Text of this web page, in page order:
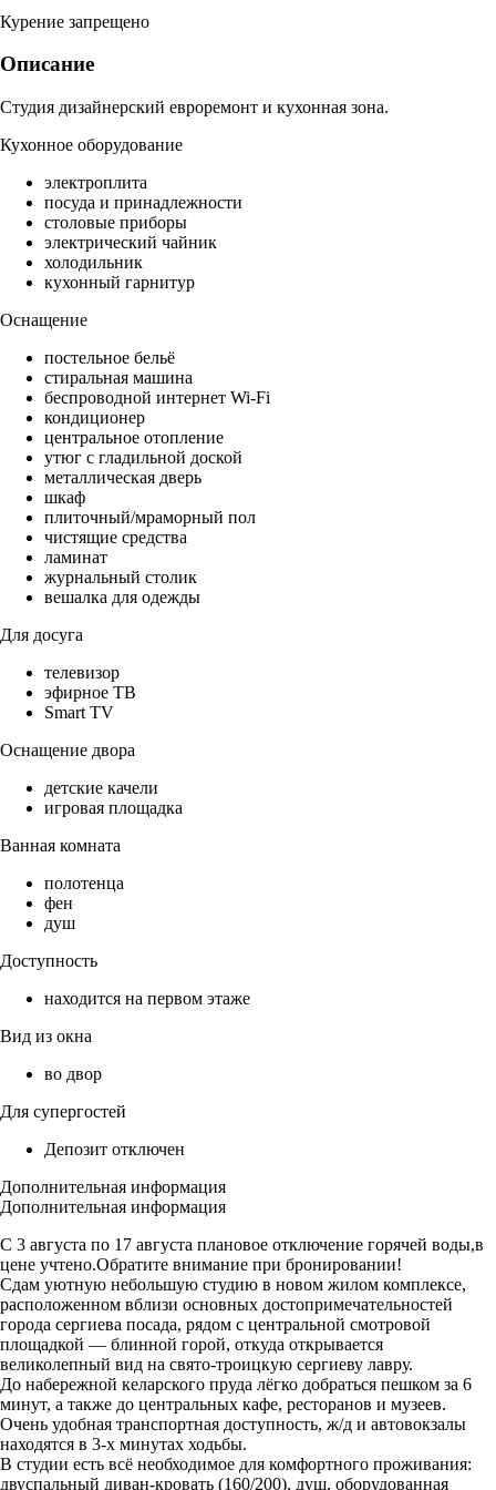
Курение запрещено
Описание
Студия дизайнерский евроремонт и кухонная зона.
Кухонное оборудование
электроплита
посуда и принадлежности
столовые приборы
электрический чайник
холодильник
кухонный гарнитур
Оснащение
постельное бельё
стиральная машина
беспроводной интернет Wi-Fi
кондиционер
центральное отопление
утюг с гладильной доской
металлическая дверь
шкаф
плиточный/мраморный пол
чистящие средства
ламинат
журнальный столик
вешалка для одежды
Для досуга
телевизор
эфирное ТВ
Smart TV
Оснащение двора
детские качели
игровая площадка
Ванная комната
полотенца
фен
душ
Доступность
находится на первом этаже
Вид из окна
во двор
Для супергостей
Депозит отключен
Дополнительная информация
Дополнительная информация
С 3 августа по 17 августа плановое отключение горячей воды,в
цене учтено.Обратите внимание при бронировании!
Сдам уютную небольшую студию в новом жилом комплексе,
расположенном вблизи основных достопримечательностей
города сергиева посада, рядом с центральной смотровой
площадкой — блинной горой, откуда открывается
великолепный вид на свято-троицкую сергиеву лавру.
До набережной келарского пруда лёгко добраться пешком за 6
минут, а также до центральных кафе, ресторанов и музеев.
Очень удобная транспортная доступность, ж/д и автовокзалы
находятся в 3-х минутах ходьбы.
В студии есть всё необходимое для комфортного проживания:
двуспальный диван-кровать (160/200), душ, оборудованная